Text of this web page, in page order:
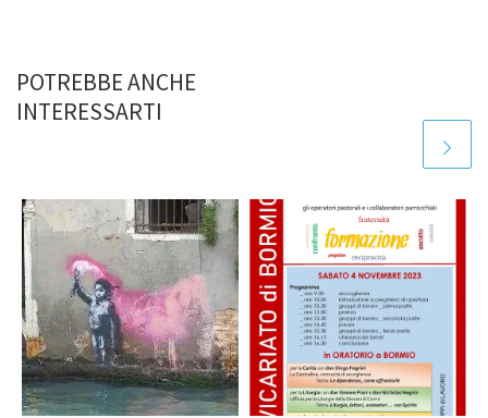
POTREBBE ANCHE
INTERESSARTI